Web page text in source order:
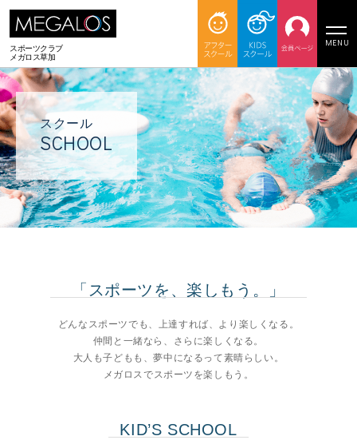
スポーツクラブ
メガロス草加
MENU
スクール
SCHOOL
「スポーツを、楽しもう。」
どんなスポーツでも、上達すれば、より楽しくなる。
仲間と一緒なら、さらに楽しくなる。
大人も子どもも、夢中になるって素晴らしい。
メガロスでスポーツを楽しもう。
KID’S SCHOOL